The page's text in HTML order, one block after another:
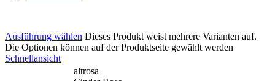
Ausführung wählen Dieses Produkt weist mehrere Varianten auf.
Die Optionen können auf der Produktseite gewählt werden
Schnellansicht
altrosa